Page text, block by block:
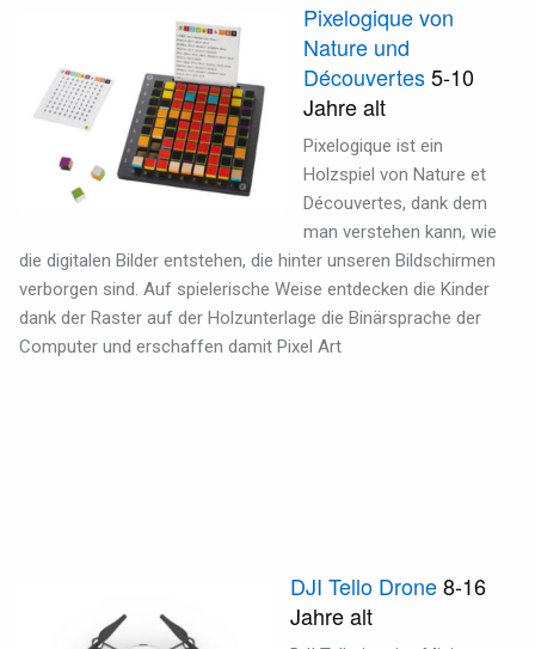
Pixelogique von
Nature und
Découvertes5-10
Jahre alt
Pixelogique ist ein
Holzspiel von Nature et
Découvertes, dank dem
man verstehen kann, wie
die digitalen Bilder entstehen, die hinter unseren Bildschirmen
verborgen sind. Auf spielerische Weise entdecken die Kinder
dank der Raster auf der Holzunterlage die Binärsprache der
Computer und erschaffen damit Pixel Art
DJI Tello Drone8-16
Jahre alt